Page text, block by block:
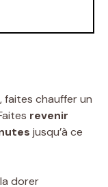
, faites chauffer un
revenir
jusqu’à ce
dorer